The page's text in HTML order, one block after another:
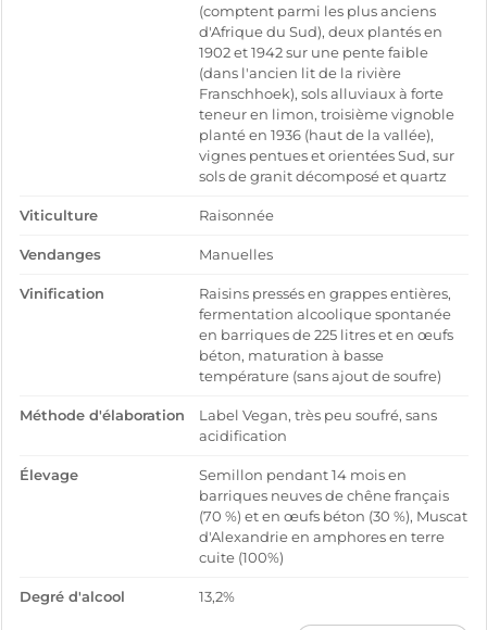
(comptent parmi les plus anciens
d'Afrique du Sud), deux plantés en
1902 et 1942 sur une pente faible
(dans l'ancien lit de la rivière
Franschhoek), sols alluviaux à forte
teneur en limon, troisième vignoble
planté en 1936 (haut de la vallée),
vignes pentues et orientées Sud, sur
sols de granit décomposé et quartz
Viticulture Raisonnée
Vendanges Manuelles
Vinification
Raisins pressés en grappes entières,
fermentation alcoolique spontanée
en barriques de 225 litres et en œufs
béton, maturation à basse
température (sans ajout de soufre)
Méthode d'élaboration
Label Vegan, très peu soufré, sans
acidification
Élevage
Semillon pendant 14 mois en
barriques neuves de chêne français
(70 %) et en œufs béton (30 %), Muscat
d'Alexandrie en amphores en terre
cuite (100%)
Degré d'alcool 13,2%